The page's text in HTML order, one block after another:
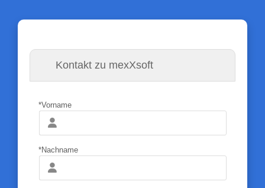
Kontakt zu mexXsoft
*Vorname
*Nachname